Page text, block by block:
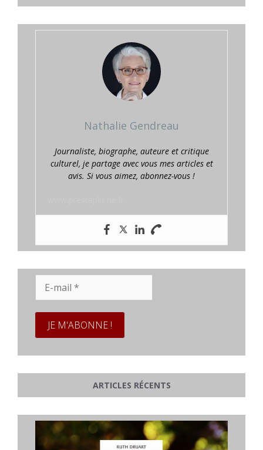
Nathalie Gendreau
Journaliste, biographe, auteure et critique
culturel, je partage avec vous mes articles et
avis. Si vous aimez, abonnez-vous !
mail
ARTICLES RÉCENTS